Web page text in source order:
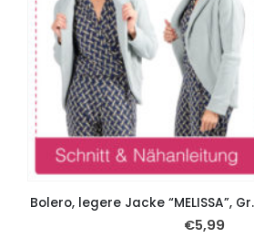
Bolero, legere Jacke “MELISSA”,
€5,99